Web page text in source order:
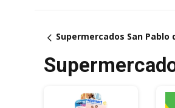
Supermercados San Pablo